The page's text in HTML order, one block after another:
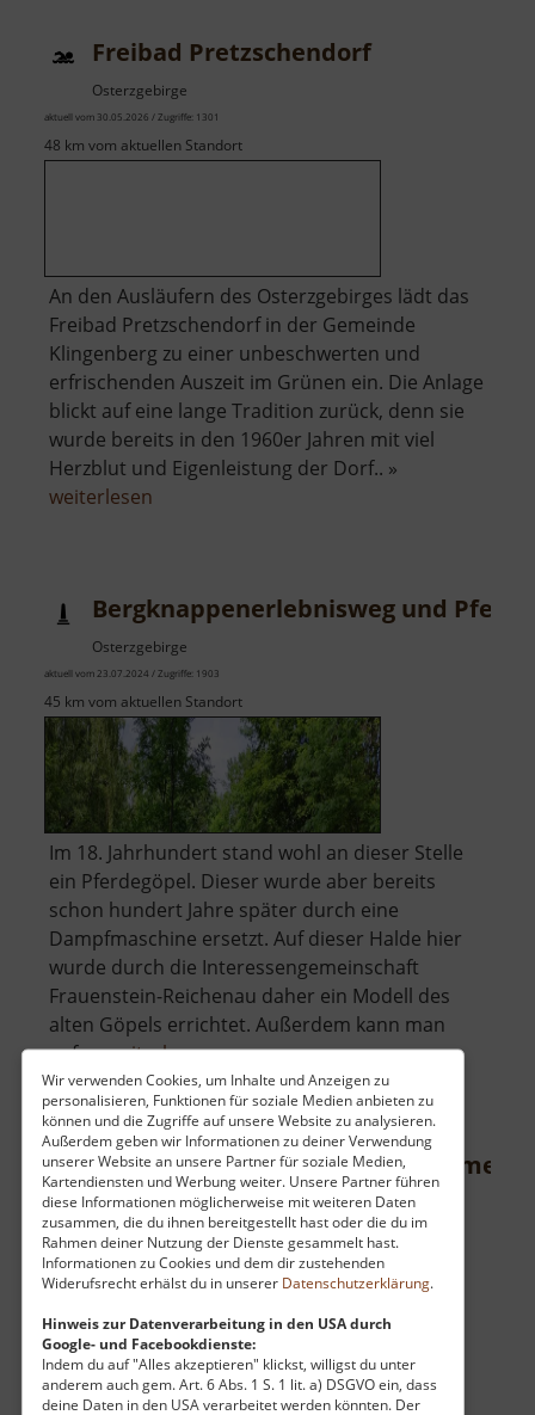
Wir verwenden Cookies, um Inhalte und Anzeigen zu
personalisieren, Funktionen für soziale Medien anbieten zu
können und die Zugriffe auf unsere Website zu analysieren.
Außerdem geben wir Informationen zu deiner Verwendung
unserer Website an unsere Partner für soziale Medien,
Kartendiensten und Werbung weiter. Unsere Partner führen
diese Informationen möglicherweise mit weiteren Daten
zusammen, die du ihnen bereitgestellt hast oder die du im
Rahmen deiner Nutzung der Dienste gesammelt hast.
Informationen zu Cookies und dem dir zustehenden
Widerufsrecht erhälst du in unserer Datenschutzerklärung.
Hinweis zur Datenverarbeitung in den USA durch
Google- und Facebookdienste:
Indem du auf "Alles akzeptieren" klickst, willigst du unter
anderem auch gem. Art. 6 Abs. 1 S. 1 lit. a) DSGVO ein, dass
deine Daten in den USA verarbeitet werden könnten. Der
Freibad Pretzschendorf
Osterzgebirge
aktuell vom 30.05.2026 / Zugriffe: 1301
48 km vom aktuellen Standort
An den Ausläufern des Osterzgebirges lädt das
Freibad Pretzschendorf in der Gemeinde
Klingenberg zu einer unbeschwerten und
erfrischenden Auszeit im Grünen ein. Die Anlage
blickt auf eine lange Tradition zurück, denn sie
wurde bereits in den 1960er Jahren mit viel
Herzblut und Eigenleistung der Dorf.. »
weiterlesen
Bergknappenerlebnisweg und
Osterzgebirge
aktuell vom 23.07.2024 / Zugriffe: 1903
45 km vom aktuellen Standort
Im 18. Jahrhundert stand wohl an dieser Stelle
ein Pferdegöpel. Dieser wurde aber bereits
schon hundert Jahre später durch eine
Dampfmaschine ersetzt. Auf dieser Halde hier
wurde durch die Interessengemeinschaft
Frauenstein-Reichenau daher ein Modell des
alten Göpels errichtet. Außerdem kann man
auf.. »weiterlesenüber
Bergknappenerlebnisweg
und
Pferdegöpelmodell
Kapelle der Schutzpatrone Böhmens
Kaple Patronů Čech / Böhmisches Erzgebirge
aktuell vom 05.05.2024 / Zugriffe: 1917
47 km vom aktuellen Standort
Am Fuß der Ryzmburk (Riesenburg) steht eine